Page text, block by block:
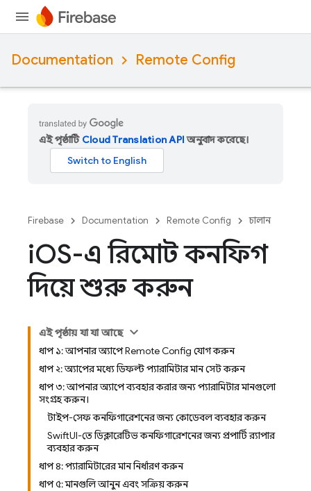
Documentation Remote Config
এই পৃষ্ঠাটি Cloud Translation APIঅনুবাদ করেছে।
Firebase Documentation Remote Config চালান
iOS-এ রিমোট কনফিগ
দিয়ে শুরু করুন
এই পৃষ্ঠায় যা যা আছে
ধাপ ১: আপনার অ্যাপে Remote Config যোগ করুন
ধাপ ২: অ্যাপের মধ্যে ডিফল্ট প্যারামিটার মান সেট করুন
ধাপ ৩: আপনার অ্যাপে ব্যবহার করার জন্য প্যারামিটার মানগুলো
সংগ্রহ করুন।
টাইপ-সেফ কনফিগারেশনের জন্য কোডেবল ব্যবহার করুন
SwiftUI-তে ডিক্লারেটিভ কনফিগারেশনের জন্য প্রপার্টি র‍্যাপার
ব্যবহার করুন
ধাপ ৪: প্যারামিটারের মান নির্ধারণ করুন
ধাপ ৫: মানগুলি আনুন এবং সক্রিয় করুন